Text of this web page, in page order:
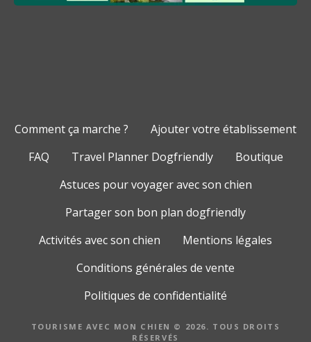
Comment ça marche ?
Ajouter votre établissement
FAQ
Travel Planner Dogfriendly
Boutique
Astuces pour voyager avec son chien
Partager son bon plan dogfriendly
Activités avec son chien
Mentions légales
Conditions générales de vente
Politiques de confidentialité
TOURISME AVEC MON CHIEN © 2026. TOUS DROITS
RÉSERVÉS